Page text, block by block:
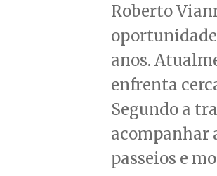
Roberto
oportunidade
anos.
enfrenta
Segundo a
acompanhar
passeios e